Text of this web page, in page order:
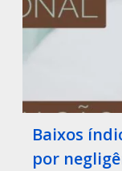
Baixos
por